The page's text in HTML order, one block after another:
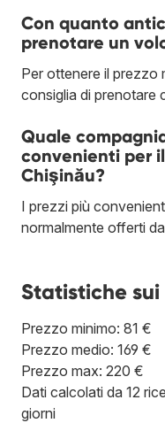
Con quanto
prenotare un
Per ottenere il prezzo
consiglia di prenotare
Quale
convenienti per
Chişinău?
I prezzi più
normalmente offerti da
Statistiche
Prezzo minimo: 81 €
Prezzo medio: 169 €
Prezzo max: 220 €
Dati calcolati da 12
giorni